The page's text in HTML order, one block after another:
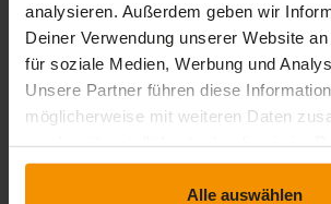
analysieren. Außerdem geben wir
Deiner Verwendung unserer Website
für soziale Medien, Werbung und
Unsere Partner führen diese
möglicherweise mit weiteren Daten
Nutzung der Dienste gesammelt haben.
Alle auswählen
Bewertungen
Gesamtbewertung
Durchschnittliche